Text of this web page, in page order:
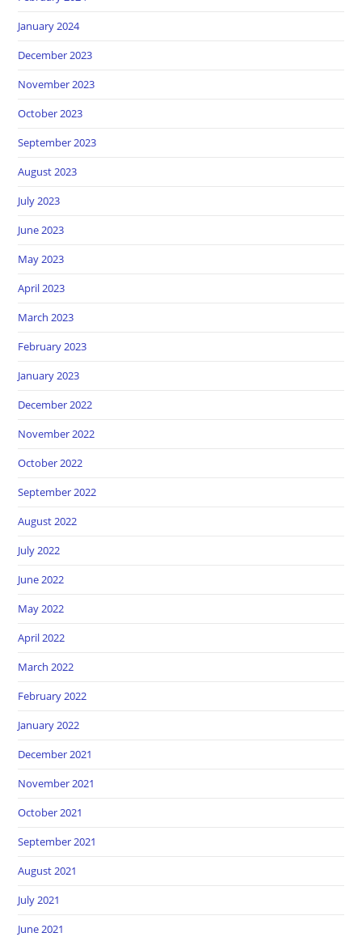
January 2024
December 2023
November 2023
October 2023
September 2023
August 2023
July 2023
June 2023
May 2023
April 2023
March 2023
February 2023
January 2023
December 2022
November 2022
October 2022
September 2022
August 2022
July 2022
June 2022
May 2022
April 2022
March 2022
February 2022
January 2022
December 2021
November 2021
October 2021
September 2021
August 2021
July 2021
June 2021